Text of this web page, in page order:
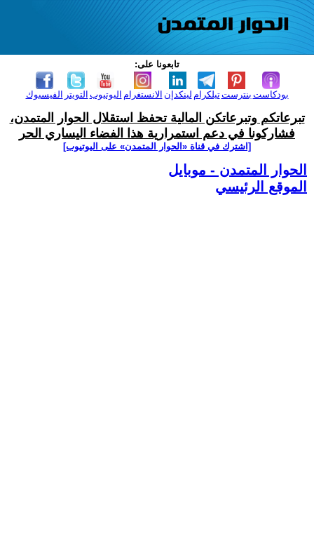
تابعونا على:
الفيسبوك التويتر اليوتيوب الانستغرام لينكدإن تيلكرامبنترست بودكاست
تبرعاتكم وتبرعاتكن المالية تحفظ استقلال الحوار المتمدن،
فشاركونا في دعم استمرارية هذا الفضاء اليساري الحر
[اشترك في قناة ‫«الحوار المتمدن» على اليوتيوب]
الحوار المتمدن - موبايل
الموقع الرئيسي